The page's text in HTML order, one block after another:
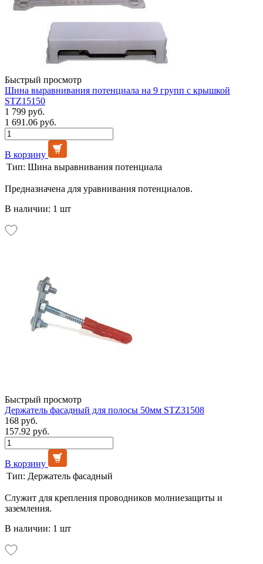
Быстрый просмотр
Шина выравнивания потенциала на 9 групп с крышкой
STZ15150
1 799 руб.
1 691.06 руб.
В корзину
Тип: Шина выравнивания потенциала
Предназначена для уравнивания потенциалов.
В наличии: 1 шт
Быстрый просмотр
Держатель фасадный для полосы 50мм STZ31508
168 руб.
157.92 руб.
В корзину
Тип: Держатель фасадный
Служит для крепления проводников молниезащиты и
заземления.
В наличии: 1 шт